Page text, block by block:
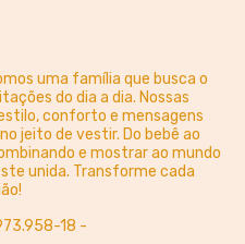
Camiseta Quality Infantil (2 a
8) - Nossa Senhora
Aparecida
R$ 84,90
2, 4, 6, 8